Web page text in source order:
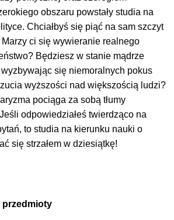
obszaru powstały studia na
Chciałbyś się piąć na sam szczyt
ci się wywieranie realnego
Będziesz w stanie mądrze
się niemoralnych pokus
wyższości nad większością ludzi?
pociąga za sobą tłumy
odpowiedziałeś twierdząco na
to studia na kierunku nauki o
się strzałem w dziesiątkę!
przedmioty